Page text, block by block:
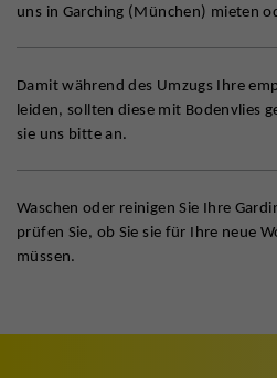
uns in Garching (München) mieten
Damit während des Umzugs Ihre
leiden, sollten diese mit Bodenvlies
sie uns bitte an.
Waschen oder reinigen Sie Ihre
prüfen Sie, ob Sie sie für Ihre neue
müssen.